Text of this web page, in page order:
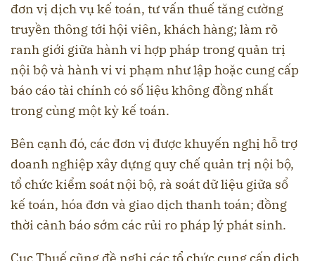
đơn vị dịch vụ kế toán, tư vấn thuế tăng cường
truyền thông tới hội viên, khách hàng; làm rõ
ranh giới giữa hành vi hợp pháp trong quản trị
nội bộ và hành vi vi phạm như lập hoặc cung cấp
báo cáo tài chính có số liệu không đồng nhất
trong cùng một kỳ kế toán.
Bên cạnh đó, các đơn vị được khuyến nghị hỗ trợ
doanh nghiệp xây dựng quy chế quản trị nội bộ,
tổ chức kiểm soát nội bộ, rà soát dữ liệu giữa sổ
kế toán, hóa đơn và giao dịch thanh toán; đồng
thời cảnh báo sớm các rủi ro pháp lý phát sinh.